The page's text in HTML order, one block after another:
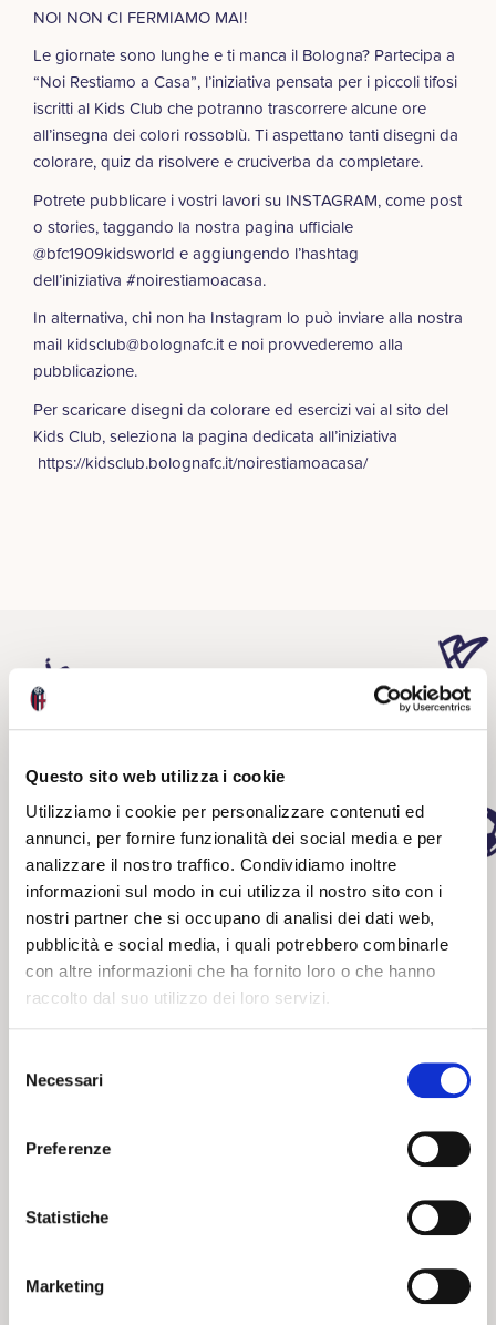
Questo sito web utilizza i cookie
Utilizziamo i cookie per personalizzare contenuti ed
annunci, per fornire funzionalità dei social media e per
analizzare il nostro traffico. Condividiamo inoltre
informazioni sul modo in cui utilizza il nostro sito con i
nostri partner che si occupano di analisi dei dati web,
pubblicità e social media, i quali potrebbero combinarle
con altre informazioni che ha fornito loro o che hanno
raccolto dal suo utilizzo dei loro servizi.
delNecessari
Preferenze
Statistiche
Marketing
NOI NON CI FERMIAMO MAI!
Le giornate sono lunghe e ti manca il Bologna? Partecipa a
“Noi Restiamo a Casa”, l’iniziativa pensata per i piccoli tifosi
iscritti al Kids Club che potranno trascorrere alcune ore
all’insegna dei colori rossoblù. Ti aspettano tanti disegni da
colorare, quiz da risolvere e cruciverba da completare.
Potrete pubblicare i vostri lavori su INSTAGRAM, come post
o stories, taggando la nostra pagina ufficiale
@bfc1909kidsworld e aggiungendo l’hashtag
dell’iniziativa #noirestiamoacasa.
In alternativa, chi non ha Instagram lo può inviare alla nostra
mail kidsclub@bolognafc.it e noi provvederemo alla
pubblicazione.
Per scaricare disegni da colorare ed esercizi vai al sito del
Kids Club, seleziona la pagina dedicata all’iniziativa
https://kidsclub.bolognafc.it/noirestiamoacasa/
San Valentino in
Kids’ Stand
I ZUG D’NA
VOLTA –
SELENELLA
EDITION
ROSSOBLU’